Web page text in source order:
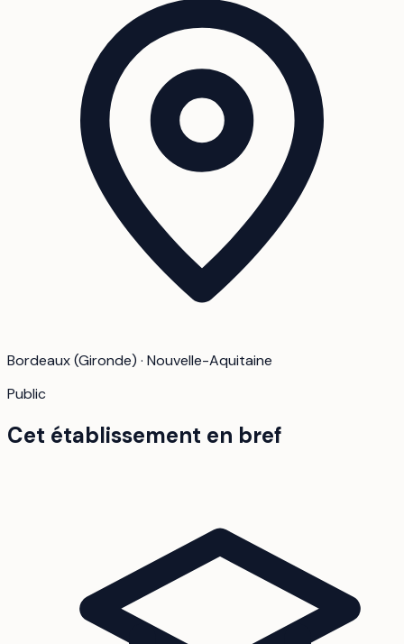
Bordeaux (Gironde) · Nouvelle-Aquitaine
Public
Cet établissement en bref